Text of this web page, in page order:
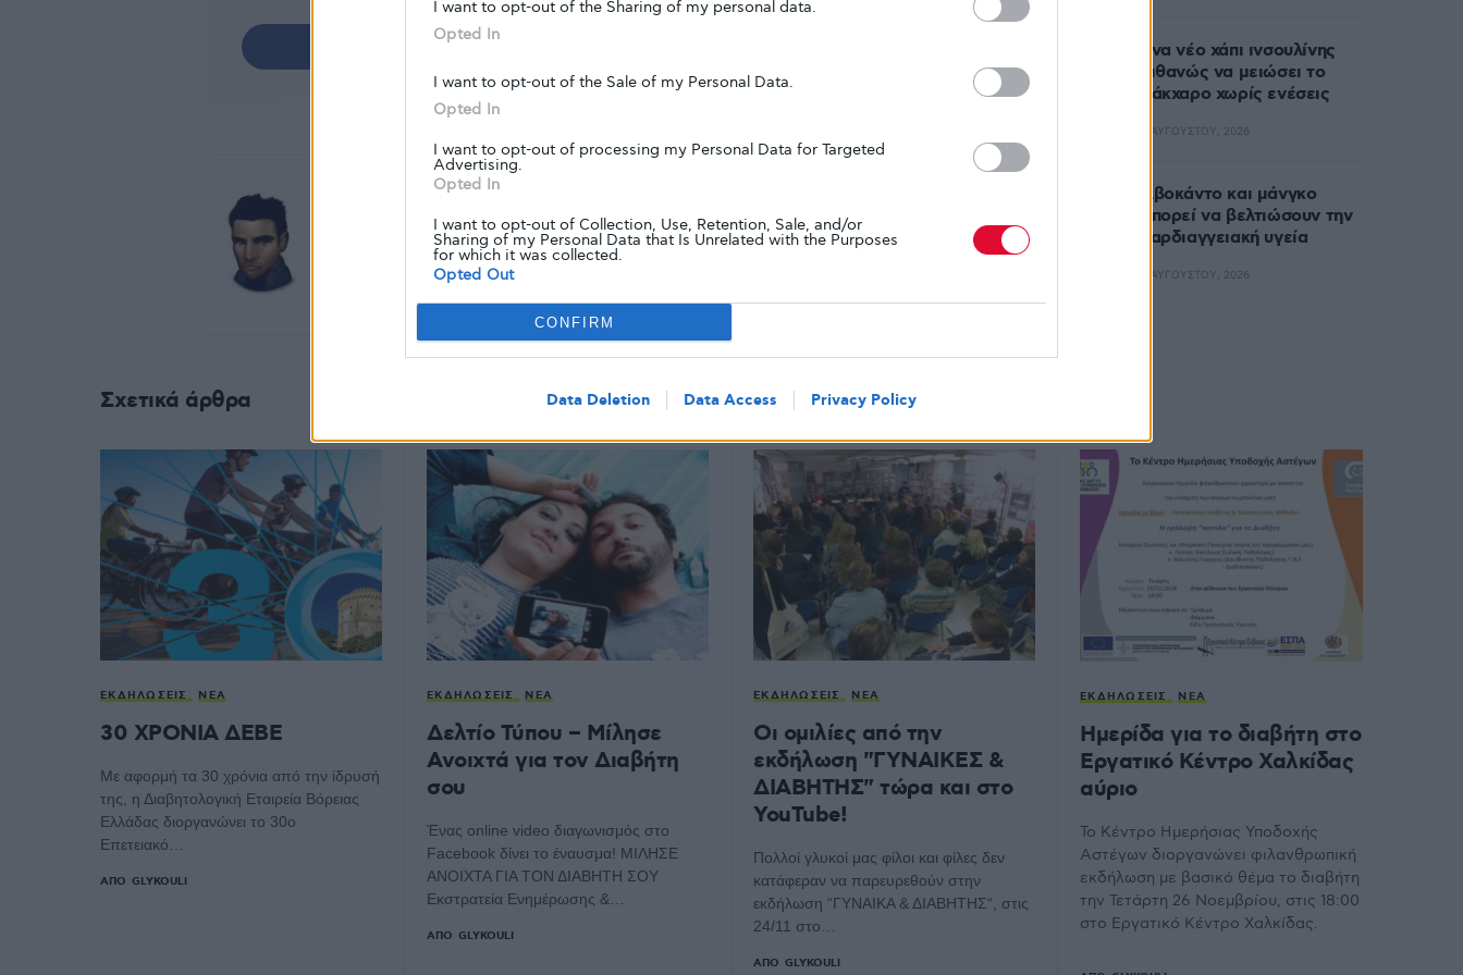
I want to opt-out of the Sharing of my personal data.
Opted In
I want to opt-out of the Sale of my Personal Data.
Opted In
I want to opt-out of processing my Personal Data for Targeted
Advertising.
Opted In
I want to opt-out of Collection, Use, Retention, Sale, and/or
Sharing of my Personal Data that Is Unrelated with the Purposes
for which it was collected.
Opted Out
CONFIRM
Data Deletion Data Access Privacy Policy
Ένα νέο χάπι ινσουλίνης
πιθανώς να μειώσει το
σάκχαρο χωρίς ενέσεις
5 ΑΥΓΟΎΣΤΟΥ, 2026
Αβοκάντο και μάνγκο
μπορεί να βελτιώσουν την
καρδιαγγειακή υγεία
4 ΑΥΓΟΎΣΤΟΥ, 2026
Σχετικά άρθρα
ΕΚΔΗΛΏΣΕΙΣ ΝΈΑ
30 ΧΡΟΝΙΑ ΔΕΒΕ
Με αφορμή τα 30 χρόνια από την ίδρυσή
της, η Διαβητολογική Εταιρεία Βόρειας
Ελλάδας διοργανώνει το 30ο
Επετειακό…
ΑΠΌ GLYKOULI
ΕΚΔΗΛΏΣΕΙΣ ΝΈΑ
Δελτίο Τύπου – Μίλησε
Ανοιχτά για τον Διαβήτη
σου
Ένας online video διαγωνισμός στο
Facebook δίνει το έναυσμα! ΜΙΛΗΣΕ
ΑΝΟΙΧΤΑ ΓΙΑ ΤΟΝ ΔΙΑΒΗΤΗ ΣΟΥ
Εκστρατεία Ενημέρωσης &…
ΑΠΌ GLYKOULI
ΕΚΔΗΛΏΣΕΙΣ ΝΈΑ
Οι ομιλίες από την
εκδήλωση "ΓΥΝΑΙΚΕΣ &
ΔΙΑΒΗΤΗΣ" τώρα και στο
YouTube!
Πολλοί γλυκοί μας φίλοι και φίλες δεν
κατάφεραν να παρευρεθούν στην
εκδήλωση “ΓΥΝΑΙΚΑ & ΔΙΑΒΗΤΗΣ“, στις
24/11 στο…
ΑΠΌ GLYKOULI
ΕΚΔΗΛΏΣΕΙΣ ΝΈΑ
Ημερίδα για το διαβήτη στο
Εργατικό Κέντρο Χαλκίδας
αύριο
Το Κέντρο Ημερήσιας Υποδοχής
Αστέγων διοργανώνει φιλανθρωπική
εκδήλωση με βασικό θέμα το διαβήτη
την Τετάρτη 26 Νοεμβρίου, στις 18:00
στο Εργατικό Κέντρο Χαλκίδας.